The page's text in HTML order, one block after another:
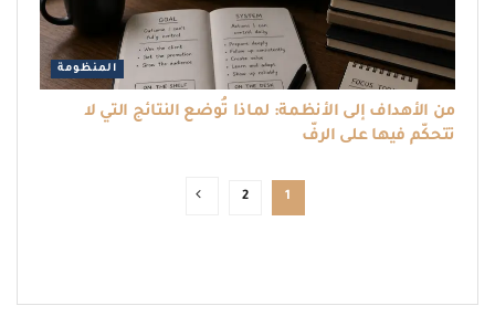
المنظومة
من الأهداف إلى الأنظمة: لماذا تُوضع النتائج التي لا
تتحكّم فيها على الرفّ
1
2